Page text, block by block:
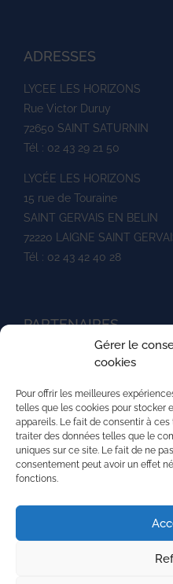
Gérer le
cookies
Pour offrir les meilleures
telles que les cookies pour stocker
appareils. Le fait de consentir à
traiter des données telles que le
uniques sur ce site. Le fait de ne
consentement peut avoir un effet
fonctions.
ADRESSES
LYCEE LES HORIZONS
Rue Victor Duruy
72650 SAINT SATURNIN
Tél : 02 43 29 21 50
LYCÉE LES HORIZONS
15 rue de Touraine
SAINT GERVAIS EN BELIN
72220 LAIGNE SAINT
Tél : 02 43 42 40 28
PARTENAIRES
L'aventure du vivant
La Mission Locale de
La région Pays de la Loire
PRH - Pôle Régional du
Superforma